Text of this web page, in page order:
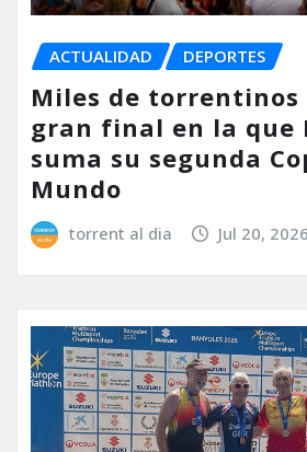
ACTUALIDAD DEPORTES
Miles de torrentinos
gran final en la que
suma su segunda
Mundo
torrent al dia Jul 20, 2026